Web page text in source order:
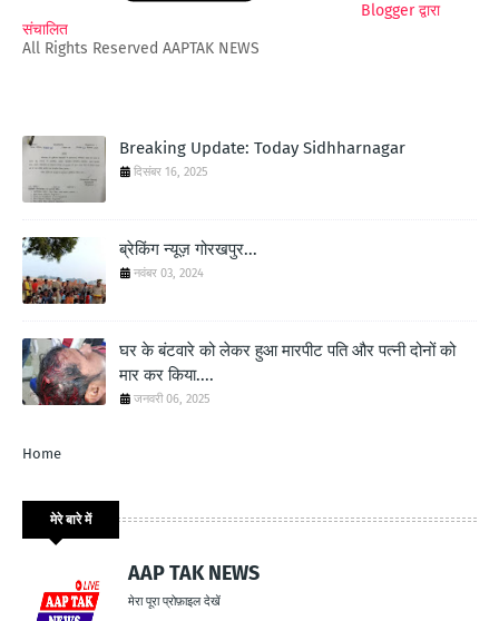
Blogger द्वारा
संचालित
All Rights Reserved AAPTAK NEWS
Breaking Update: Today Sidhharnagar
दिसंबर 16, 2025
ब्रेकिंग न्यूज़ गोरखपुर...
नवंबर 03, 2024
घर के बंटवारे को लेकर हुआ मारपीट पति और पत्नी दोनों को
मार कर किया....
जनवरी 06, 2025
Home
मेरे बारे में
AAP TAK NEWS
मेरा पूरा प्रोफ़ाइल देखें